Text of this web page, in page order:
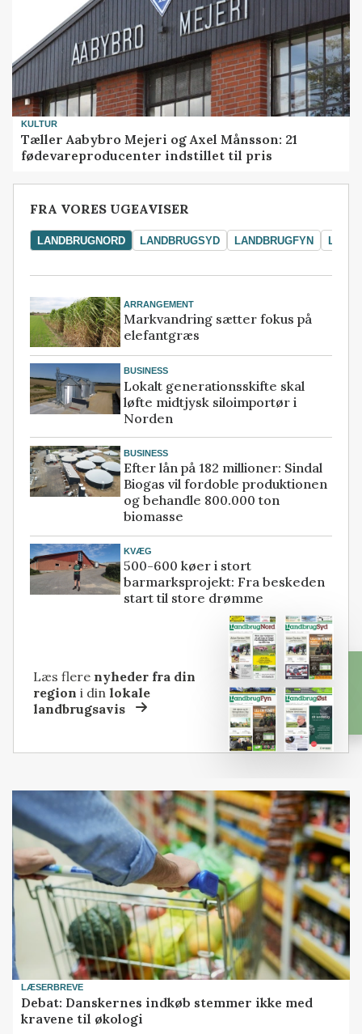
KULTUR
Tæller Aabybro Mejeri og Axel Månsson: 21
fødevareproducenter indstillet til pris
FRA VORES UGEAVISER
LANDBRUGNORD LANDBRUGSYD LANDBRUGFYN
ARRANGEMENT
Markvandring sætter fokus på
elefantgræs
BUSINESS
Lokalt generationsskifte skal
løfte midtjysk siloimportør i
Norden
BUSINESS
Efter lån på 182 millioner: Sindal
Biogas vil fordoble produktionen
og behandle 800.000 ton
biomasse
KVÆG
500-600 køer i stort
barmarksprojekt: Fra beskeden
start til store drømme
Læs flere nyheder fra din
region i dinlokale
landbrugsavis
LÆSERBREVE
Debat: Danskernes indkøb stemmer ikke med
kravene til økologi